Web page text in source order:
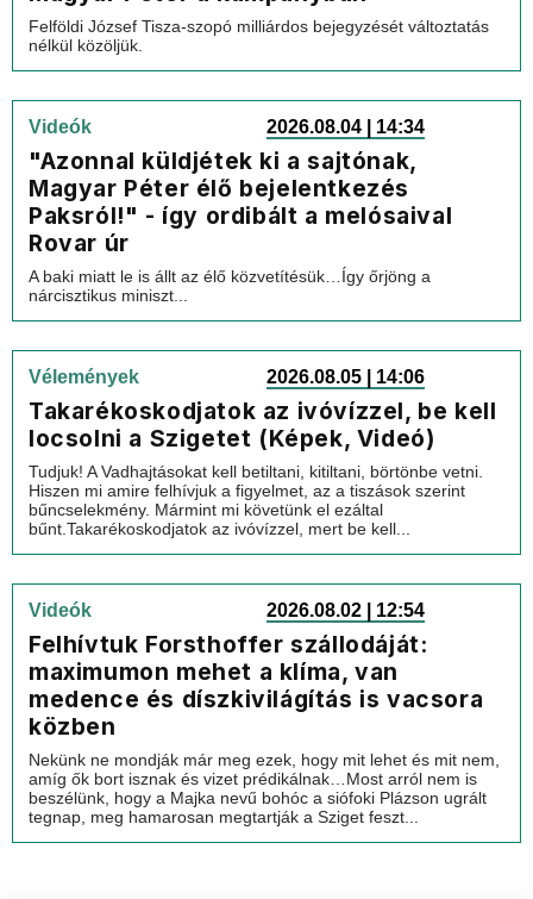
Felföldi József Tisza-szopó milliárdos bejegyzését változtatás
nélkül közöljük.
Videók 2026.08.04 | 14:34
"Azonnal küldjétek ki a sajtónak,
Magyar Péter élő bejelentkezés
Paksról!" - így ordibált a melósaival
Rovar úr
A baki miatt le is állt az élő közvetítésük…Így őrjöng a
nárcisztikus miniszt...
Vélemények 2026.08.05 | 14:06
Takarékoskodjatok az ivóvízzel, be kell
locsolni a Szigetet (Képek, Videó)
Tudjuk! A Vadhajtásokat kell betiltani, kitiltani, börtönbe vetni.
Hiszen mi amire felhívjuk a figyelmet, az a tiszások szerint
bűncselekmény. Mármint mi követünk el ezáltal
bűnt.Takarékoskodjatok az ivóvízzel, mert be kell...
Videók 2026.08.02 | 12:54
Felhívtuk Forsthoffer szállodáját:
maximumon mehet a klíma, van
medence és díszkivilágítás is vacsora
közben
Nekünk ne mondják már meg ezek, hogy mit lehet és mit nem,
amíg ők bort isznak és vizet prédikálnak…Most arról nem is
beszélünk, hogy a Majka nevű bohóc a siófoki Plázson ugrált
tegnap, meg hamarosan megtartják a Sziget feszt...